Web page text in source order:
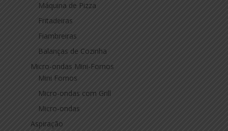
Máquina de Pizza
Fritadeiras
Fiambreiras
Balanças de Cozinha
Micro-ondas Mini-Fornos
Mini Fornos
Micro-ondas com Grill
Micro-ondas
Aspiração